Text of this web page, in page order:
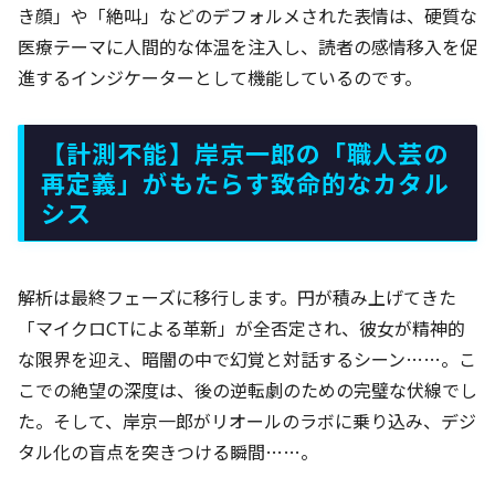
き顔」や「絶叫」などのデフォルメされた表情は、硬質な
医療テーマに人間的な体温を注入し、読者の感情移入を促
進するインジケーターとして機能しているのです。
【計測不能】岸京一郎の「職人芸の
再定義」がもたらす致命的なカタル
シス
解析は最終フェーズに移行します。円が積み上げてきた
「マイクロCTによる革新」が全否定され、彼女が精神的
な限界を迎え、暗闇の中で幻覚と対話するシーン……。こ
こでの絶望の深度は、後の逆転劇のための完璧な伏線でし
た。そして、岸京一郎がリオールのラボに乗り込み、デジ
タル化の盲点を突きつける瞬間……。